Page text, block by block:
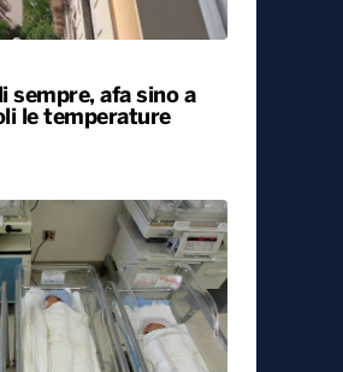
sempre, afa sino a
le temperature